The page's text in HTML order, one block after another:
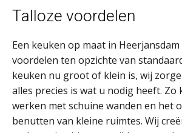
Talloze voordelen
Een keuken op maat in
voordelen ten opzichte van
keuken nu groot of klein is, wij
alles precies is wat u nodig heeft. Zo
werken met schuine wanden en het
benutten van kleine ruimtes. Wij